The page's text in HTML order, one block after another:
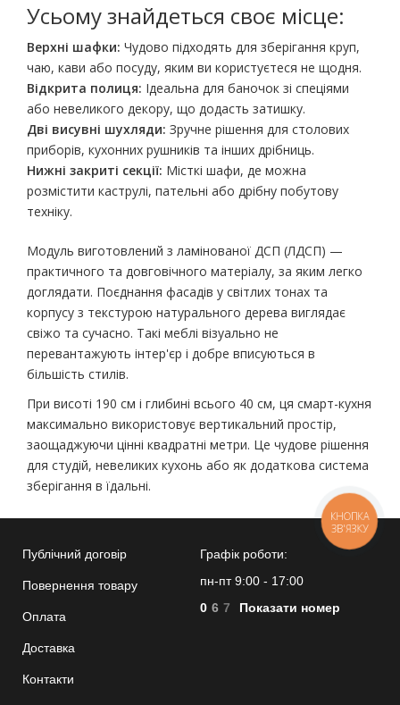
Усьому знайдеться своє місце:
Верхні шафки: Чудово підходять для зберігання круп,
чаю, кави або посуду, яким ви користуєтеся не щодня.
Відкрита полиця: Ідеальна для баночок зі спеціями
або невеликого декору, що додасть затишку.
Дві висувні шухляди: Зручне рішення для столових
приборів, кухонних рушників та інших дрібниць.
Нижні закриті секції: Місткі шафи, де можна
розмістити каструлі, пательні або дрібну побутову
техніку.
Модуль виготовлений з ламінованої ДСП (ЛДСП) —
практичного та довговічного матеріалу, за яким легко
доглядати. Поєднання фасадів у світлих тонах та
корпусу з текстурою натурального дерева виглядає
свіжо та сучасно. Такі меблі візуально не
перевантажують інтер'єр і добре вписуються в
більшість стилів.
При висоті 190 см і глибині всього 40 см, ця смарт-кухня
максимально використовує вертикальний простір,
заощаджуючи цінні квадратні метри. Це чудове рішення
для студій, невеликих кухонь або як додаткова система
зберігання в їдальні.
Публічний договір
Повернення товару
Оплата
Доставка
Контакти
Графік роботи:
пн-пт 9:00 - 17:00
0 6 7 Показати номер
КНОПКА
ЗВ'ЯЗКУ